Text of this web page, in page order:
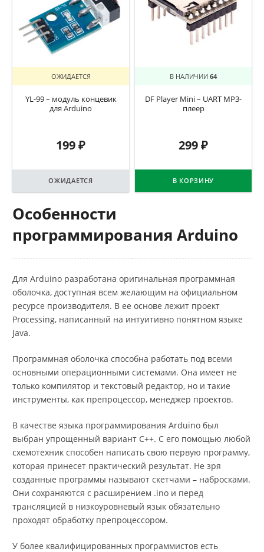
ОЖИДАЕТСЯ
YL-99 – модуль концевик
для Arduino
199₽
ОЖИДАЕТСЯ
В НАЛИЧИИ 64
DF Player Mini – UART MP3-
плеер
299₽
В КОРЗИНУ
Особенности
программирования Arduino
Для Arduino разработана оригинальная программная
оболочка, доступная всем желающим на официальном
ресурсе производителя. В ее основе лежит проект
Processing, написанный на интуитивно понятном языке
Java.
Программная оболочка способна работать под всеми
основными операционными системами. Она имеет не
только компилятор и текстовый редактор, но и такие
инструменты, как препроцессор, менеджер проектов.
В качестве языка программирования Arduino был
выбран упрощенный вариант С++. С его помощью любой
схемотехник способен написать свою первую программу,
которая принесет практический результат. Не зря
созданные программы называют скетчами – набросками.
Они сохраняются с расширением .ino и перед
трансляцией в низкоуровневый язык обязательно
проходят обработку препроцессором.
У более квалифицированных программистов есть